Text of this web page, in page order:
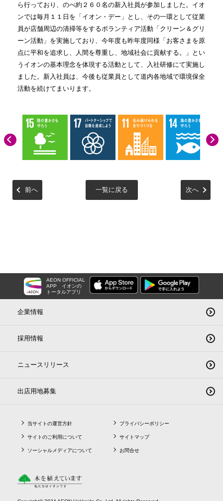
ら行っており、のべ約２６０名の新入社員が参加しました。イオ
ンでは毎月１１日を「イオン・デー」とし、その一環として従業
員が店舗周辺の清掃等をするボランティア活動「クリーン＆グリ
ーン活動」を実施しており、今年度も昨年度同様「お客さまを原
点に平和を追求し、人間を尊重し、地域社会に貢献する。」とい
うイオンの基本理念を体現する活動として、入社研修にて実施し
ました。新入社員は、今後も従業員として道内各地域で環境保全
活動を続けてまいります。
前へ 一覧に戻る 次へ
AEON OFFICIAL
APP
イオンの
トータルアプリ
企業情報
採用情報
ニュースリリース
出店用地募集
当サイトの運営方針
サイトのご利用について
ソーシャルメディアについて
プライバシーポリシー
サイトマップ
お問合せ